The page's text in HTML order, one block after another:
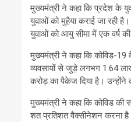
मुख्यमंत्री ने कहा कि प्रदेश के
युवाओं को मुहैया कराई जा रही
युवाओं को आयु सीमा में एक वर्ष
मुख्यमंत्री ने कहा कि कोविड-19
व्यवसायों से जुड़े लगभग 1.64
करोड़ का पैकेज दिया है। उन्होंने
मुख्यमंत्री ने कहा कि कोविड की
शत प्रतिशत वैक्सीनेशन करना